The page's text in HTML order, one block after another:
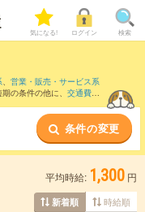
気になる! ログイン 検索
、 営業・販売・サービス系
の条件の他に、 交通費別
条件の変更
平均時給: 1,300 円
新着順 時給順